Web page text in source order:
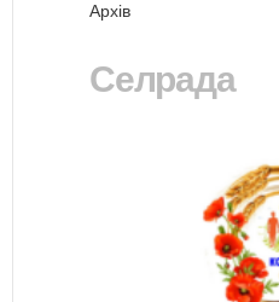
Архів
Селрада